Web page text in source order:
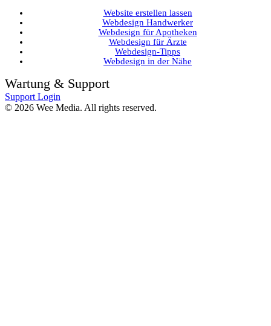
Website erstellen lassen
Webdesign Handwerker
Webdesign für Apotheken
Webdesign für Ärzte
Webdesign-Tipps
Webdesign in der Nähe
Wartung & Support
Support Login
© 2026 Wee Media. All rights reserved.